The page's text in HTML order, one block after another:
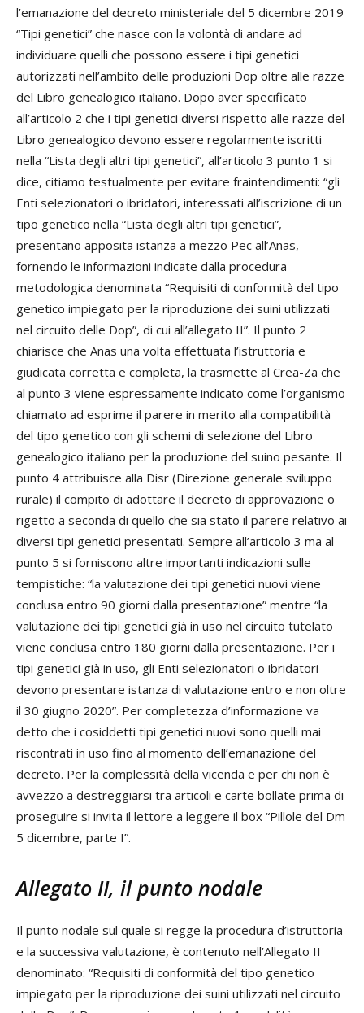
l’emanazione del decreto ministeriale del 5 dicembre 2019
“Tipi genetici” che nasce con la volontà di andare ad
individuare quelli che possono essere i tipi genetici
autorizzati nell’ambito delle produzioni Dop oltre alle razze
del Libro genealogico italiano. Dopo aver specificato
all’articolo 2 che i tipi genetici diversi rispetto alle razze del
Libro genealogico devono essere regolarmente iscritti
nella “Lista degli altri tipi genetici”, all’articolo 3 punto 1 si
dice, citiamo testualmente per evitare fraintendimenti: “gli
Enti selezionatori o ibridatori, interessati all’iscrizione di un
tipo genetico nella “Lista degli altri tipi genetici”,
presentano apposita istanza a mezzo Pec all’Anas,
fornendo le informazioni indicate dalla procedura
metodologica denominata “Requisiti di conformità del tipo
genetico impiegato per la riproduzione dei suini utilizzati
nel circuito delle Dop”, di cui all’allegato II”. Il punto 2
chiarisce che Anas una volta effettuata l’istruttoria e
giudicata corretta e completa, la trasmette al Crea-Za che
al punto 3 viene espressamente indicato come l’organismo
chiamato ad esprime il parere in merito alla compatibilità
del tipo genetico con gli schemi di selezione del Libro
genealogico italiano per la produzione del suino pesante. Il
punto 4 attribuisce alla Disr (Direzione generale sviluppo
rurale) il compito di adottare il decreto di approvazione o
rigetto a seconda di quello che sia stato il parere relativo ai
diversi tipi genetici presentati. Sempre all’articolo 3 ma al
punto 5 si forniscono altre importanti indicazioni sulle
tempistiche: “la valutazione dei tipi genetici nuovi viene
conclusa entro 90 giorni dalla presentazione” mentre “la
valutazione dei tipi genetici già in uso nel circuito tutelato
viene conclusa entro 180 giorni dalla presentazione. Per i
tipi genetici già in uso, gli Enti selezionatori o ibridatori
devono presentare istanza di valutazione entro e non oltre
il 30 giugno 2020”. Per completezza d’informazione va
detto che i cosiddetti tipi genetici nuovi sono quelli mai
riscontrati in uso fino al momento dell’emanazione del
decreto. Per la complessità della vicenda e per chi non è
avvezzo a destreggiarsi tra articoli e carte bollate prima di
proseguire si invita il lettore a leggere il box “Pillole del Dm
5 dicembre, parte I”.
Allegato II, il punto nodale
Il punto nodale sul quale si regge la procedura d’istruttoria
e la successiva valutazione, è contenuto nell’Allegato II
denominato: “Requisiti di conformità del tipo genetico
impiegato per la riproduzione dei suini utilizzati nel circuito